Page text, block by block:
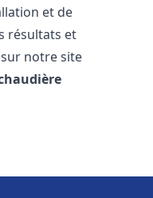
et de
résultats et
notre site